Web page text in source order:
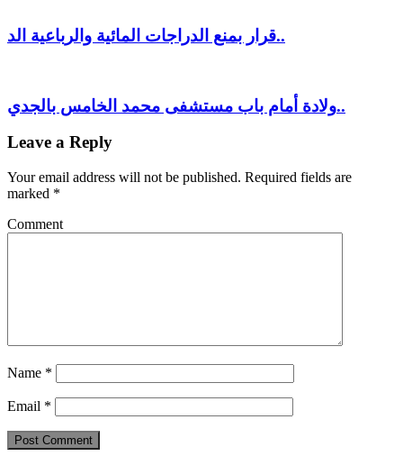
قرار بمنع الدراجات المائية والرباعية الد..
ولادة أمام باب مستشفى محمد الخامس بالجدي..
Leave a Reply
Your email address will not be published. Required fields are
marked *
Comment
Name *
Email *